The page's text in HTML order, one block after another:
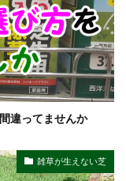
違ってませんか
雑草が生えない芝